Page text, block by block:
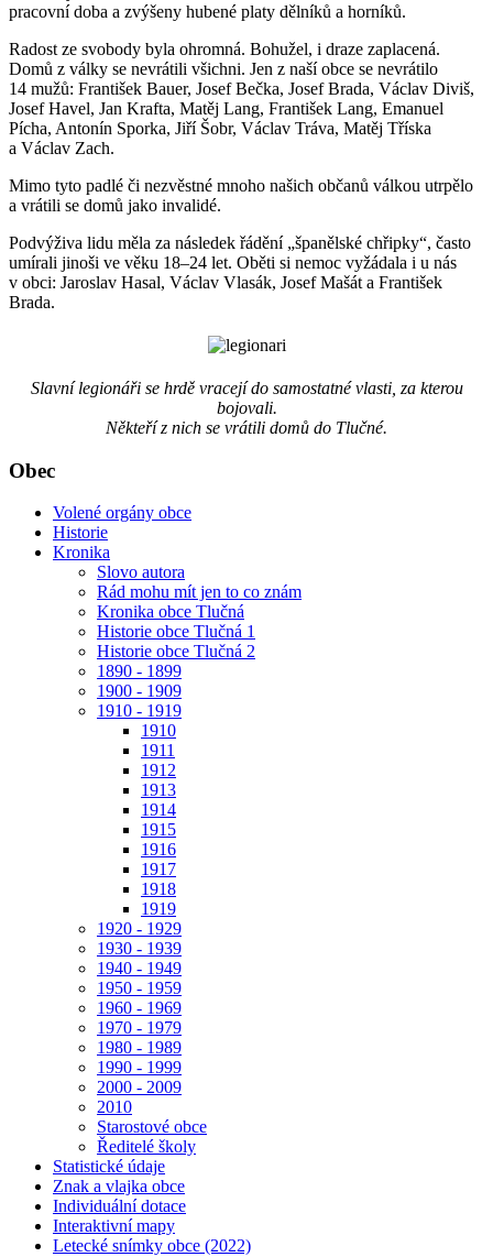
pracovní doba a zvýšeny hubené platy dělníků a horníků.
Radost ze svobody byla ohromná. Bohužel, i draze zaplacená.
Domů z války se nevrátili všichni. Jen z naší obce se nevrátilo
14 mužů: František Bauer, Josef Bečka, Josef Brada, Václav Diviš,
Josef Havel, Jan Krafta, Matěj Lang, František Lang, Emanuel
Pícha, Antonín Sporka, Jiří Šobr, Václav Tráva, Matěj Tříska
a Václav Zach.
Mimo tyto padlé či nezvěstné mnoho našich občanů válkou utrpělo
a vrátili se domů jako invalidé.
Podvýživa lidu měla za následek řádění „španělské chřipky“, často
umírali jinoši ve věku 18–24 let. Oběti si nemoc vyžádala i u nás
v obci: Jaroslav Hasal, Václav Vlasák, Josef Mašát a František
Brada.
Slavní legionáři se hrdě vracejí do samostatné vlasti, za kterou
bojovali.
Někteří z nich se vrátili domů do Tlučné.
Obec
Volené orgány obce
Historie
Kronika
Slovo autora
Rád mohu mít jen to co znám
Kronika obce Tlučná
Historie obce Tlučná 1
Historie obce Tlučná 2
1890 - 1899
1900 - 1909
1910 - 1919
1910
1911
1912
1913
1914
1915
1916
1917
1918
1919
1920 - 1929
1930 - 1939
1940 - 1949
1950 - 1959
1960 - 1969
1970 - 1979
1980 - 1989
1990 - 1999
2000 - 2009
2010
Starostové obce
Ředitelé školy
Statistické údaje
Znak a vlajka obce
Individuální dotace
Interaktivní mapy
Letecké snímky obce (2022)